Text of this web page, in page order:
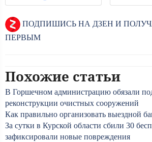
ПОДПИШИСЬ НА ДЗЕН И
ПЕРВЫМ
Похожие статьи
В Горшечном администрацию обязали
реконструкции очистных сооружений
Как правильно организовать выездной
За сутки в Курской области сбили 30
зафиксировали новые повреждения